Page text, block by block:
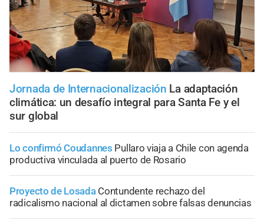
Jornada de Internacionalización La adaptación
climática: un desafío integral para Santa Fe y el
sur global
Lo confirmó Coudannes Pullaro viaja a Chile con agenda
productiva vinculada al puerto de Rosario
Proyecto de Losada Contundente rechazo del
radicalismo nacional al dictamen sobre falsas denuncias